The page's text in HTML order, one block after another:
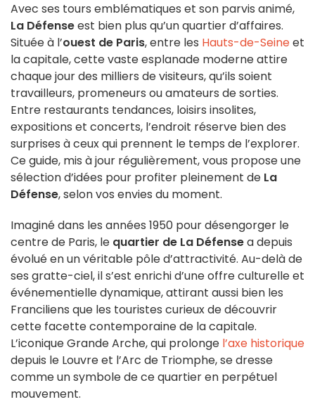
Avec ses tours emblématiques et son parvis animé,
La Défenseest bien plus qu’un quartier d’affaires.
Située à l’ouest de Paris, entre les Hauts-de-Seineet
la capitale, cette vaste esplanade moderne attire
chaque jour des milliers de visiteurs, qu’ils soient
travailleurs, promeneurs ou amateurs de sorties.
Entre restaurants tendances, loisirs insolites,
expositions et concerts, l’endroit réserve bien des
surprises à ceux qui prennent le temps de l’explorer.
Ce guide, mis à jour régulièrement, vous propose une
sélection d’idées pour profiter pleinement de La
Défense, selon vos envies du moment.
Imaginé dans les années 1950 pour désengorger le
centre de Paris, le quartier de La Défensea depuis
évolué en un véritable pôle d’attractivité. Au-delà de
ses gratte-ciel, il s’est enrichi d’une offre culturelle et
événementielle dynamique, attirant aussi bien les
Franciliens que les touristes curieux de découvrir
cette facette contemporaine de la capitale.
L’iconique Grande Arche, qui prolonge l’axe historique
depuis le Louvre et l’Arc de Triomphe, se dresse
comme un symbole de ce quartier en perpétuel
mouvement.